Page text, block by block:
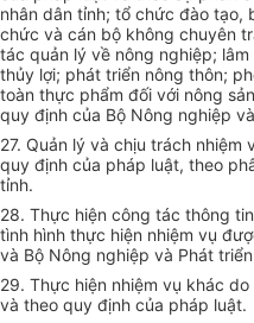
nhân dân tỉnh; tổ chức đào
chức và cán bộ không chuyên
tác quản lý về nông nghiệp;
thủy lợi; phát triển nông thôn;
toàn thực phẩm đối với nông
quy định của Bộ Nông nghiệp
27. Quản lý và chịu trách
quy định của pháp luật, theo
tỉnh.
28. Thực hiện công tác thông
tình hình thực hiện nhiệm vụ
và Bộ Nông nghiệp và Phát
29. Thực hiện nhiệm vụ khác
và theo quy định của pháp luật.